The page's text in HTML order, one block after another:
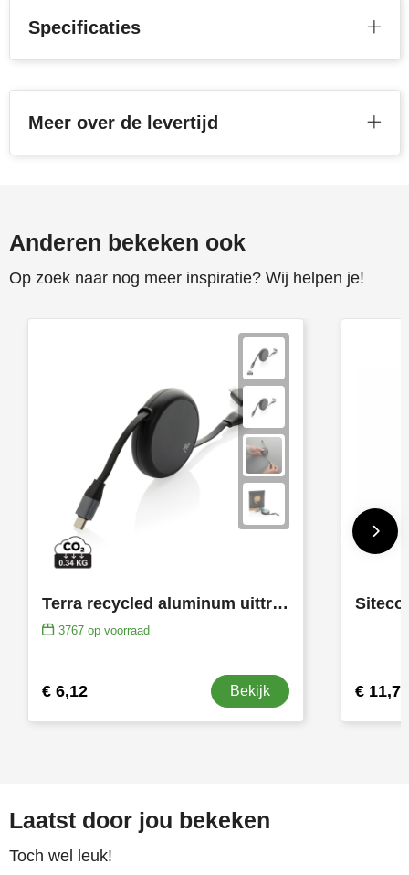
Toppoint
Vinga
Specificaties
Meer over de levertijd
Anderen bekeken ook
Op zoek naar nog meer inspiratie? Wij helpen je!
Terra recycled aluminum uittrekbare 240W kabel
3767op voorraad
€ 6,12 Bekijk € 11,79
Laatst door jou bekeken
Toch wel leuk!